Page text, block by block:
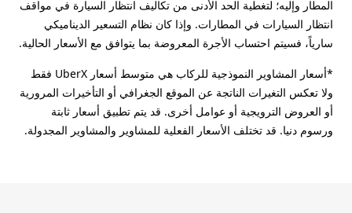
المطار وإليه؛ لتغطية الحد الأدنى من تكاليف انتظار السيارة في مواقف
انتظار السيارات في المطارات. وإذا كان نظام التسعير الديناميكي
سارياً، فسيتم احتساب الأجرة المعروضة بما يتوافق مع الأسعار الحالية.
*أسعار المشاوير النموذجية للركاب هي متوسط أسعار UberX فقط
ولا تعكس التغيرات الناتجة عن الموقع الجغرافي أو التأخيرات المرورية
أو العروض الترويجية أو عوامل أخرى. قد يتم تطبيق أسعار ثابتة
ورسوم دنيا. قد تختلف الأسعار الفعلية للمشاوير والمشاوير المجدولة.